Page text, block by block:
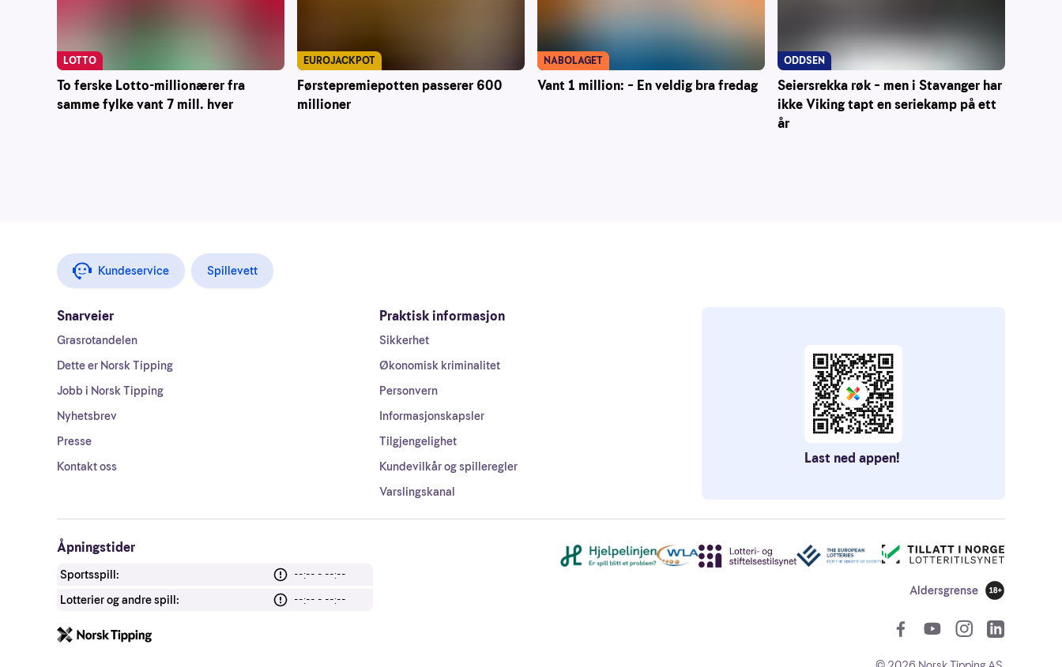
To ferske Lotto-millionærer fra
samme fylke vant 7 mill. hver
LOTTO
Førstepremiepotten passerer 600
millioner
EUROJACKPOT
Vant 1 million: – En veldig bra fredag
NABOLAGET
Seiersrekka røk – men i Stavanger har
ikke Viking tapt en seriekamp på ett
år
ODDSEN
Kundeservice Spillevett
Snarveier
Grasrotandelen
Dette er Norsk Tipping
Jobb i Norsk Tipping
Nyhetsbrev
Presse
Kontakt oss
Praktisk informasjon
Sikkerhet
Økonomisk kriminalitet
Personvern
Informasjonskapsler
Tilgjengelighet
Kundevilkår og spilleregler
Varslingskanal
Last ned appen!
Åpningstider
Sportsspill:
--:-- - --:--
Lotterier og andre spill:
--:-- - --:--
Aldersgrense
18 år